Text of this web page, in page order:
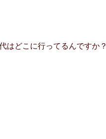
ション
はどこに行ってるんですか？